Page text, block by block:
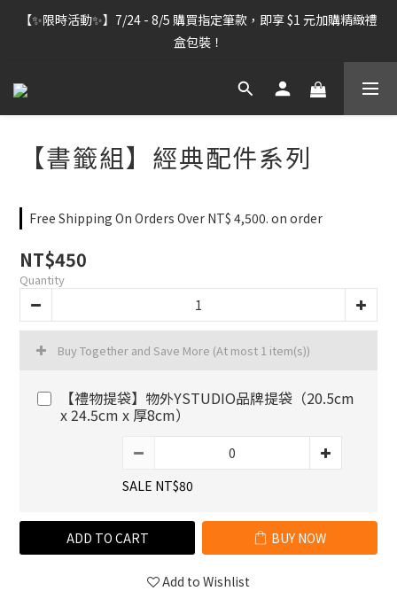
【雷雕訂單出貨暫停】7/30–8/7 進行機器維護，期間「含雷雕之
訂單」將暫停出貨，敬請見諒。
【✨限時活動✨】7/24 - 8/5 購買指定筆款，即享 $1 元加購精緻禮
盒包裝！
【雷雕訂單出貨暫停】7/30–8/7 進行機器維護，期間「含雷雕之
【書籤組】經典配件系列
Free Shipping On Orders Over NT$ 4,500. on order
NT$450
Quantity
Buy Together and Save More (At most 1 item(s))
【禮物提袋】物外YSTUDIO品牌提袋（20.5cm
x 24.5cm x 厚8cm）
SALE NT$80
ADD TO CART BUY NOW
Add to Wishlist